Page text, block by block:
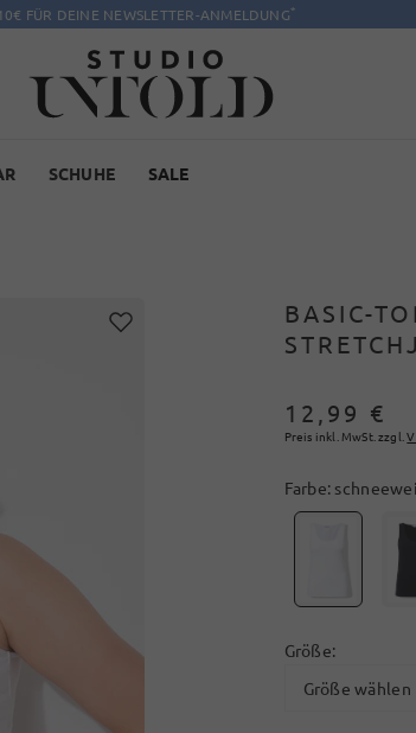
FÜR DEINE NEWSLETTER-ANMELDUNG*
SCHUHE SALE
BASIC-
12,99 €
Preis inkl. MwSt. zzgl.
Farbe:
Größe:
Größe wählen